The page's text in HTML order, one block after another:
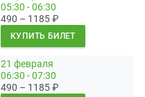
05:30 - 06:30
490 – 1185₽
КУПИТЬ БИЛЕТ
21 февраля
06:30 - 07:30
490 – 1185₽